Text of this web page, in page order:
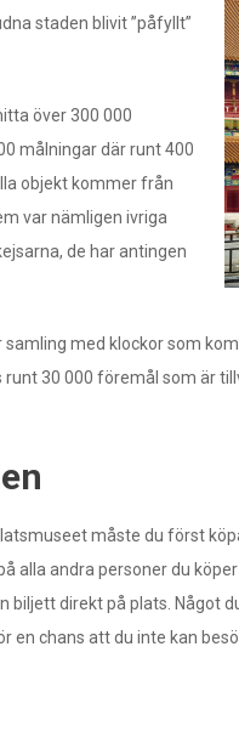
staden blivit ”påfyllt”
över 300 000
målningar där runt 400
objekt kommer från
var nämligen ivriga
de har antingen
med klockor som
30 000 föremål som är
måste du först
alla andra personer du
biljett direkt på plats. Något
chans att du inte kan